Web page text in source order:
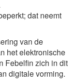
dat neemt
van de
het elektronische
Febelfin zich in dit
digitale vorming.